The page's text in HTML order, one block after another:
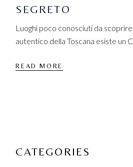
SEGRETO
Luoghi poco conosciuti da
autentico della Toscana esiste un
READ MORE
CATEGORIES